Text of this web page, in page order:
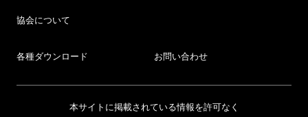
協会について
各種ダウンロード お問い合わせ
本サイトに掲載されている情報を許可なく